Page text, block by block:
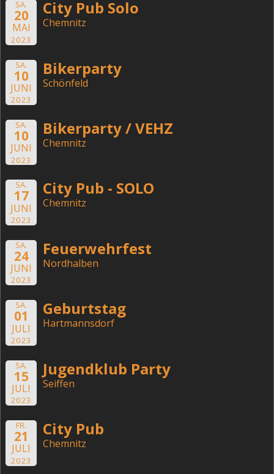
SA.
20
MAI
2023
City Pub Solo
Chemnitz
SA.
10
JUNI
2023
Bikerparty
Schönfeld
SA.
10
JUNI
2023
Bikerparty / VEHZ
Chemnitz
SA.
17
JUNI
2023
City Pub - SOLO
Chemnitz
SA.
24
JUNI
2023
Feuerwehrfest
Nordhalben
SA.
01
JULI
2023
Geburtstag
Hartmannsdorf
SA.
15
JULI
2023
Jugendklub Party
Seiffen
FR.
21
JULI
2023
City Pub
Chemnitz